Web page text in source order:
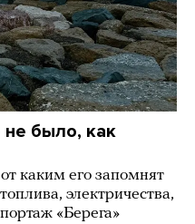
не было, как
каким его запомнят
электричества,
«Берега»